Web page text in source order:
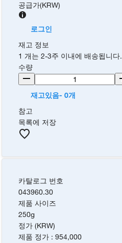
공급가(KRW)
로그인
재고 정보
1 개는 2-3주 이내에 배송됩니다.
수량
재고있음- 0개
참고
목록에 저장
카탈로그 번호
043960.30
제품 사이즈
250g
정가 (KRW)
제품 정가 :954,000